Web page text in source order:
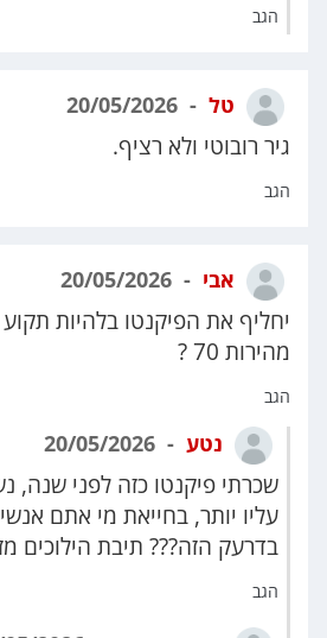
הגב
טל
גיר רובוטי ולא רציף.
הגב
אבי
יחליף את הפיקנטו בלהיות
מהירות 70 ?
הגב
נטע
שכרתי פיקנטו כזה לפני שנה,
עליו יותר, בחייאת מי אתם
בדרעק הזה??? תיבת הילוכים
הגב